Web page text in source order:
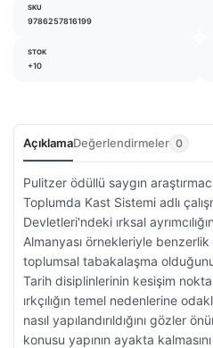
SKU
9786257816199
STOK
+10
AçıklamaDeğerlendirmeler 0
Pulitzer ödüllü saygın
Toplumda Kast Sistemi adlı
Devletleri'ndeki ırksal
Almanyası örnekleriyle
toplumsal tabakalaşma
Tarih disiplinlerinin kesişim
ırkçılığın temel nedenlerine
nasıl yapılandırıldığını gözler
konusu yapının ayakta